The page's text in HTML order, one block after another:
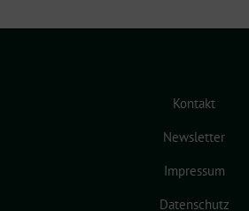
Kontakt
Newsletter
Impressum
Datenschutz